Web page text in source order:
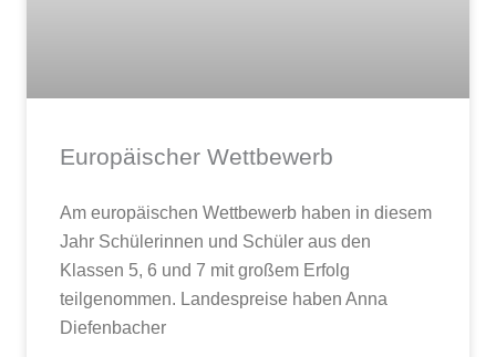
Europäischer Wettbewerb
Am europäischen Wettbewerb haben in diesem
Jahr Schülerinnen und Schüler aus den
Klassen 5, 6 und 7 mit großem Erfolg
teilgenommen. Landespreise haben Anna
Diefenbacher